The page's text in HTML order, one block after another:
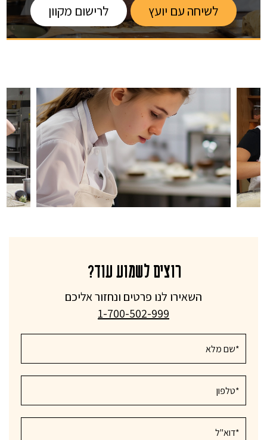
לשיחה עם יועץ לרישום מקוון
רוצים לשמוע עוד?
השאירו לנו פרטים ונחזור אליכם
1-700-502-999